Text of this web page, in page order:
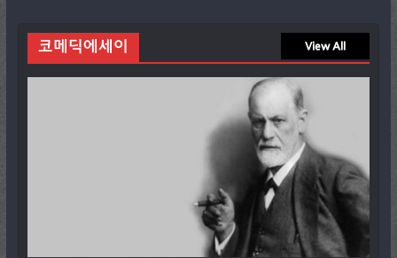
코메딕에세이 View All